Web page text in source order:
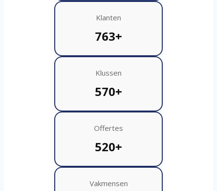
Klanten
763+
Klussen
570+
Offertes
520+
Vakmensen